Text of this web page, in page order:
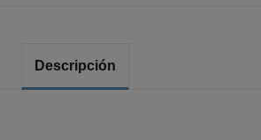
Descripción